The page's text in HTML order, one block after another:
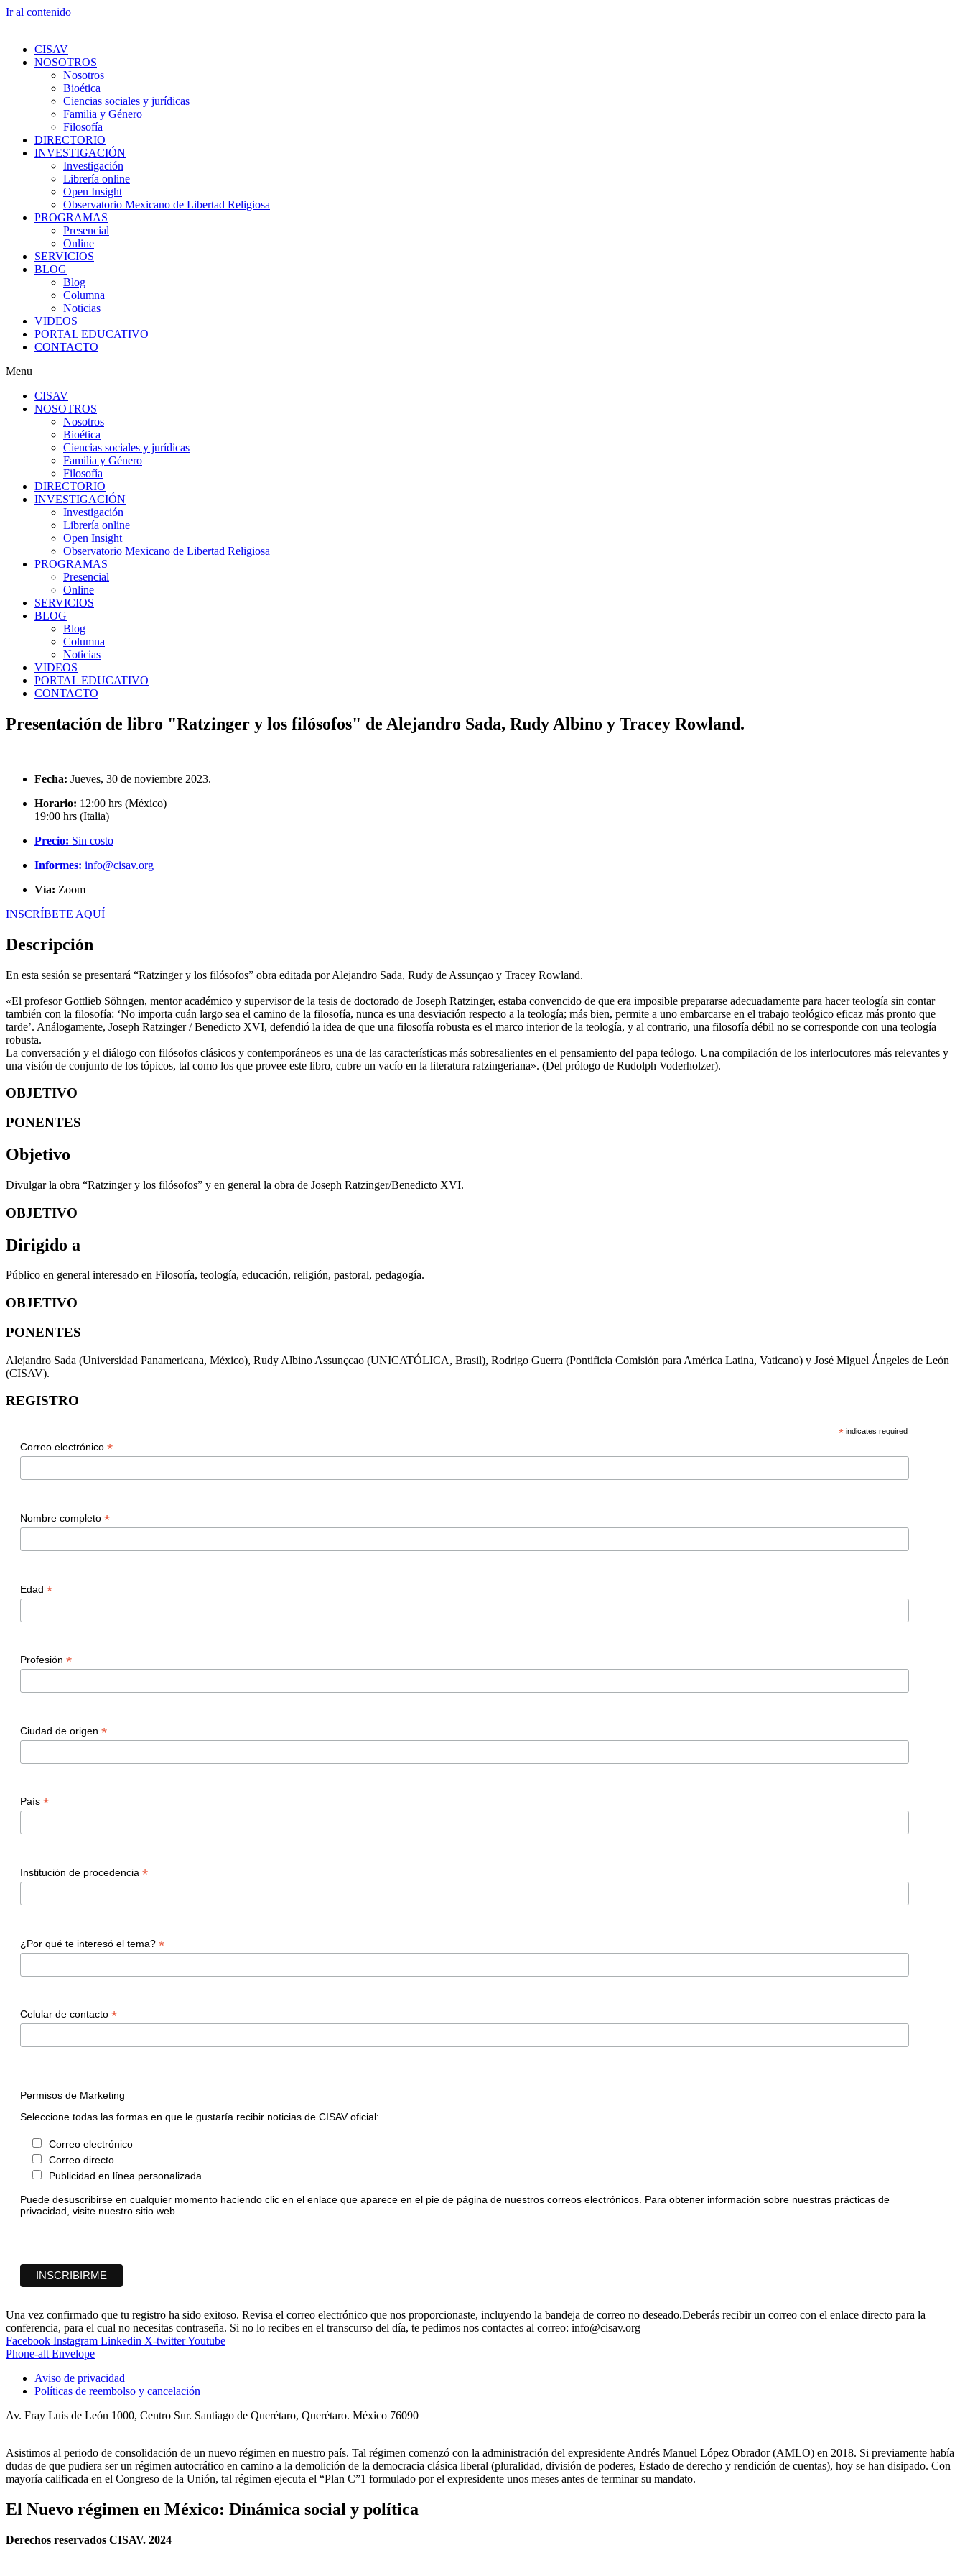
Ir al contenido
CISAV
NOSOTROS
Nosotros
Bioética
Ciencias sociales y jurídicas
Familia y Género
Filosofía
DIRECTORIO
INVESTIGACIÓN
Investigación
Librería online
Open Insight
Observatorio Mexicano de Libertad Religiosa
PROGRAMAS
Presencial
Online
SERVICIOS
BLOG
Blog
Columna
Noticias
VIDEOS
PORTAL EDUCATIVO
CONTACTO
Menu
CISAV
NOSOTROS
Nosotros
Bioética
Ciencias sociales y jurídicas
Familia y Género
Filosofía
DIRECTORIO
INVESTIGACIÓN
Investigación
Librería online
Open Insight
Observatorio Mexicano de Libertad Religiosa
PROGRAMAS
Presencial
Online
SERVICIOS
BLOG
Blog
Columna
Noticias
VIDEOS
PORTAL EDUCATIVO
CONTACTO
Presentación de libro "Ratzinger y los filósofos" de Alejandro Sada, Rudy Albino y Tracey Rowland.
Fecha: Jueves, 30 de noviembre 2023.
Horario: 12:00 hrs (México)
19:00 hrs (Italia)
Precio: Sin costo
Informes: info@cisav.org
Vía: Zoom
INSCRÍBETE AQUÍ
Descripción
En esta sesión se presentará “Ratzinger y los filósofos” obra editada por Alejandro Sada, Rudy de Assunçao y Tracey Rowland.
«El profesor Gottlieb Söhngen, mentor académico y supervisor de la tesis de doctorado de Joseph Ratzinger, estaba convencido de que era imposible prepararse adecuadamente para hacer teología sin contar
también con la filosofía: ‘No importa cuán largo sea el camino de la filosofía, nunca es una desviación respecto a la teología; más bien, permite a uno embarcarse en el trabajo teológico eficaz más pronto que
tarde’. Análogamente, Joseph Ratzinger / Benedicto XVI, defendió la idea de que una filosofía robusta es el marco interior de la teología, y al contrario, una filosofía débil no se corresponde con una teología
robusta.
La conversación y el diálogo con filósofos clásicos y contemporáneos es una de las características más sobresalientes en el pensamiento del papa teólogo. Una compilación de los interlocutores más relevantes y
una visión de conjunto de los tópicos, tal como los que provee este libro, cubre un vacío en la literatura ratzingeriana». (Del prólogo de Rudolph Voderholzer).
OBJETIVO
PONENTES
Objetivo
Divulgar la obra “Ratzinger y los filósofos” y en general la obra de Joseph Ratzinger/Benedicto XVI.
OBJETIVO
Dirigido a
Público en general interesado en Filosofía, teología, educación, religión, pastoral, pedagogía.
OBJETIVO
PONENTES
Alejandro Sada (Universidad Panamericana, México), Rudy Albino Assunçcao (UNICATÓLICA, Brasil), Rodrigo Guerra (Pontificia Comisión para América Latina, Vaticano) y José Miguel Ángeles de León
(CISAV).
REGISTRO
* indicates required
Correo electrónico *
Nombre completo *
Edad *
Profesión *
Ciudad de origen *
País *
Institución de procedencia *
¿Por qué te interesó el tema? *
Celular de contacto *
Permisos de Marketing
Seleccione todas las formas en que le gustaría recibir noticias de CISAV oficial:
Correo electrónico
Correo directo
Publicidad en línea personalizada
Puede desuscribirse en cualquier momento haciendo clic en el enlace que aparece en el pie de página de nuestros correos electrónicos. Para obtener información sobre nuestras prácticas de
privacidad, visite nuestro sitio web.
Una vez confirmado que tu registro ha sido exitoso. Revisa el correo electrónico que nos proporcionaste, incluyendo la bandeja de correo no deseado.Deberás recibir un correo con el enlace directo para la
conferencia, para el cual no necesitas contraseña. Si no lo recibes en el transcurso del día, te pedimos nos contactes al correo: info@cisav.org
Facebook Instagram Linkedin X-twitterYoutube
Phone-alt Envelope
Aviso de privacidad
Políticas de reembolso y cancelación
Av. Fray Luis de León 1000, Centro Sur. Santiago de Querétaro, Querétaro. México 76090
Asistimos al periodo de consolidación de un nuevo régimen en nuestro país. Tal régimen comenzó con la administración del expresidente Andrés Manuel López Obrador (AMLO) en 2018. Si previamente había
dudas de que pudiera ser un régimen autocrático en camino a la demolición de la democracia clásica liberal (pluralidad, división de poderes, Estado de derecho y rendición de cuentas), hoy se han disipado. Con
mayoría calificada en el Congreso de la Unión, tal régimen ejecuta el “Plan C”1 formulado por el expresidente unos meses antes de terminar su mandato.
El Nuevo régimen en México: Dinámica social y política
Derechos reservados CISAV. 2024